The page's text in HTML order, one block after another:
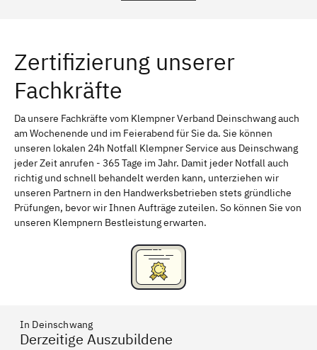
Erlangen Bamberg
Bayreuth
Schweinfurt Passau
Freising Rudelsdorf, Mittelfranken
Zertifizierung unserer
Fachkräfte
Da unsere Fachkräfte vom Klempner Verband Deinschwang auch
am Wochenende und im Feierabend für Sie da. Sie können
unseren lokalen 24h Notfall Klempner Service aus Deinschwang
jeder Zeit anrufen - 365 Tage im Jahr. Damit jeder Notfall auch
richtig und schnell behandelt werden kann, unterziehen wir
unseren Partnern in den Handwerksbetrieben stets gründliche
Prüfungen, bevor wir Ihnen Aufträge zuteilen. So können Sie von
unseren Klempnern Bestleistung erwarten.
In Deinschwang
Derzeitige Auszubildene